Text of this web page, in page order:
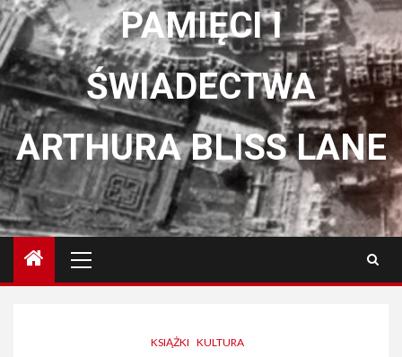
PAMIĘCI I
ŚWIADECTWA
ARTHURA BLISS LANE
główne
KSIĄŻKI KULTURA